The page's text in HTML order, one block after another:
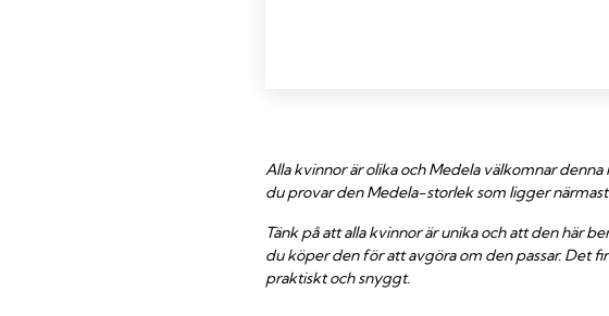
Alla kvinnor är olika och Medela välkomnar
du provar den Medela-storlek som ligger
Tänk på att alla kvinnor är unika och att den här
du köper den för att avgöra om den passar. Det
praktiskt och snyggt.